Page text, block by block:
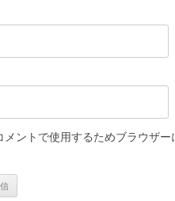
メントで使用するためブラウザ